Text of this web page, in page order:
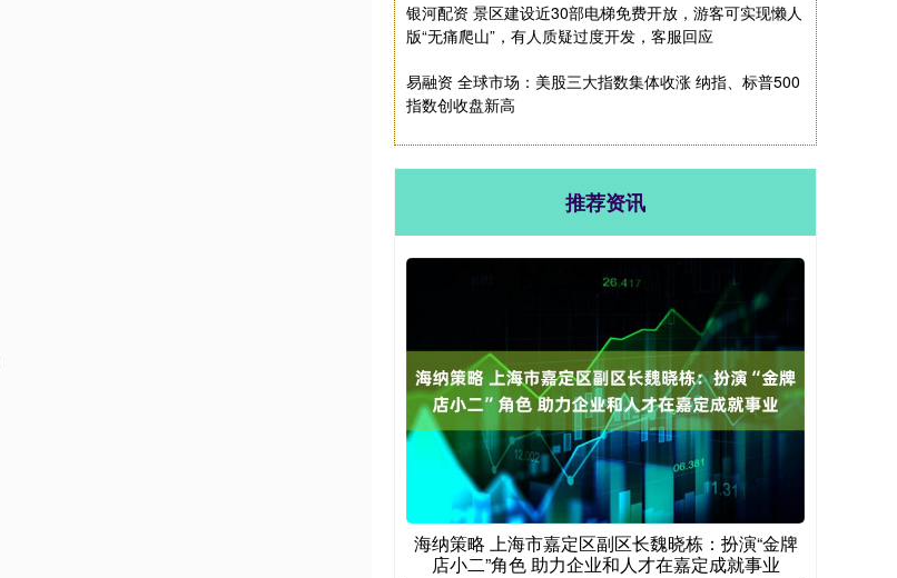
银河配资 景区建设近30部电梯免费开放，游客可实现懒人
版“无痛爬山”，有人质疑过度开发，客服回应
易融资 全球市场：美股三大指数集体收涨 纳指、标普500
指数创收盘新高
推荐资讯
海纳策略 上海市嘉定区副区长魏晓栋：扮演“金牌
店小二”角色 助力企业和人才在嘉定成就事业